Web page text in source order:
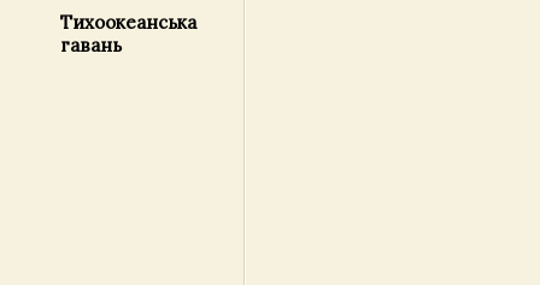
Тихоокеанська
гавань